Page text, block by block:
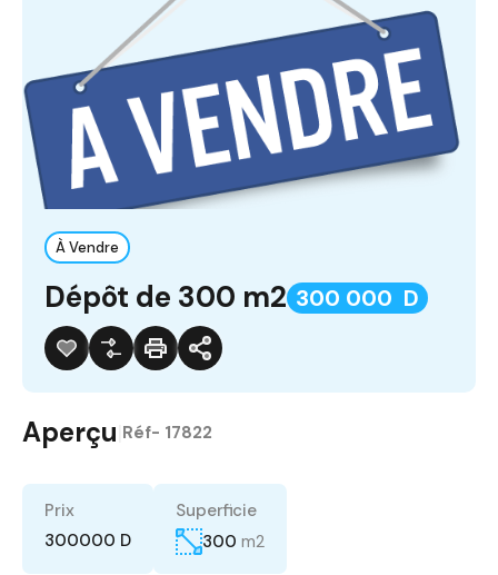
À Vendre
Dépôt de 300 m2 300 000 D
Aperçu Réf- 17822
Prix
300000 D
Superficie
300 m2